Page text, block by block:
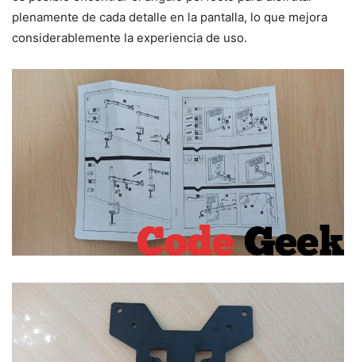
plenamente de cada detalle en la pantalla, lo que mejora
considerablemente la experiencia de uso.